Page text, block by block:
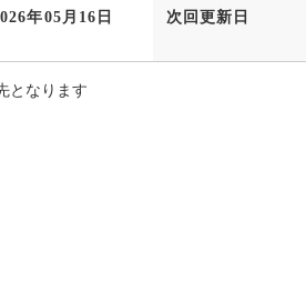
年05月16日 次回更新日
となります